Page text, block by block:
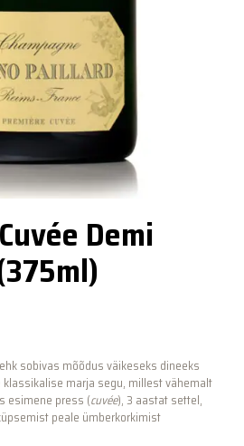
Demi
sobivas mõõdus väikeseks dineeks
marja segu, millest vähemalt
esimene press (cuvée), 3 aastat settel,
peale ümberkorkimist